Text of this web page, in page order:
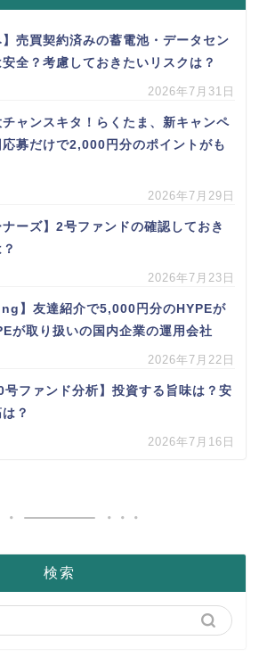
】売買契約済みの蓄電池・データセン
全？考慮しておきたいリスクは？
2026年7月31日
チャンスキタ！らくたま、新キャンペ
募だけで2,000円分のポイントがも
2026年7月29日
ナーズ】2号ファンドの確認しておき
2026年7月23日
】友達紹介で5,000円分のHYPEが
が取り扱いの国内企業の運用会社
2026年7月22日
号ファンド分析】投資する旨味は？安
？
2026年7月16日
検索